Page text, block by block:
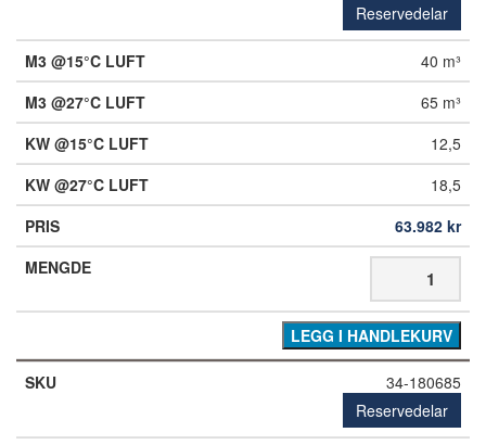
Reservedelar
40 m³
65 m³
12,5
18,5
63.982 kr
LEGG I HANDLEKURV
34-180685
Reservedelar